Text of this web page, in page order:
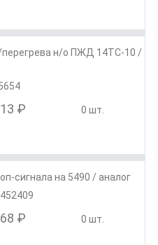
н/о ПЖД 14ТС-10 /
₽ 0 шт.
сигнала на 5490 / аналог
₽ 0 шт.